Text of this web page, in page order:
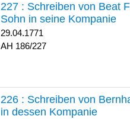
227 : Schreiben von Beat
Sohn in seine Kompanie
29.04.1771
186/227
226 : Schreiben von
in dessen Kompanie